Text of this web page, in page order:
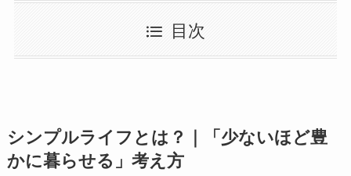
目次
シンプルライフとは？｜「少ないほど豊
かに暮らせる」考え方